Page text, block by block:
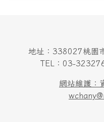
地址：338027桃園
TEL：03-
網站維護：